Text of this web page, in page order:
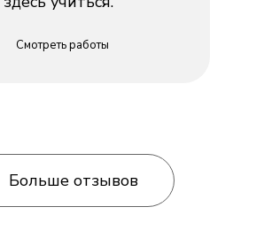
Смотреть работы
Больше отзывов